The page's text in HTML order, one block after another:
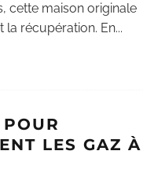
cette maison originale
la récupération. En...
LES GAZ À